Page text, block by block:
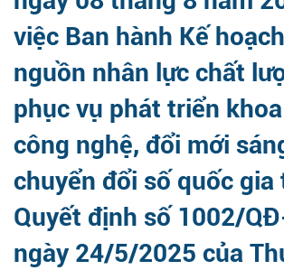
việc Ban hành Kế
nguồn nhân lực chất
phục vụ phát triển
công nghệ, đổi mới
chuyển đổi số quốc gia
Quyết định số 1002/
ngày 24/5/2025 của